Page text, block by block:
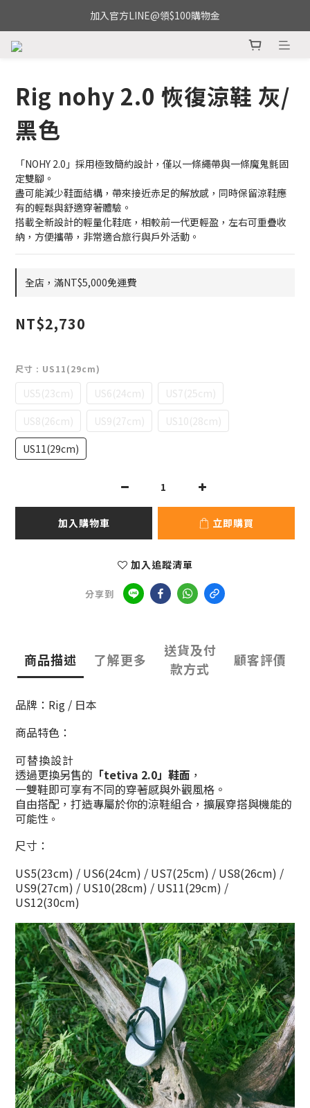
加入官方LINE@領$100購物金
Rig nohy 2.0 恢復涼鞋 灰/
黑色
「NOHY 2.0」採用極致簡約設計，僅以一條繩帶與一條魔鬼氈固
定雙腳。
盡可能減少鞋面結構，帶來接近赤足的解放感，同時保留涼鞋應
有的輕鬆與舒適穿著體驗。
搭載全新設計的輕量化鞋底，相較前一代更輕盈，左右可重疊收
納，方便攜帶，非常適合旅行與戶外活動。
全店，滿NT$5,000免運費
NT$2,730
尺寸 : US11(29cm)
US5(23cm) US6(24cm)
US7(25cm)
US8(26cm)
US9(27cm)
US10(28cm)
US11(29cm)
加入購物車 立即購買
加入追蹤清單
分享到
商品描述 了解更多
送貨及付
款方式
顧客評價
品牌：Rig / 日本
商品特色：
可替換設計
透過更換另售的 「tetiva 2.0」鞋面 ，
一雙鞋即可享有不同的穿著感與外觀風格。
自由搭配，打造專屬於你的涼鞋組合，擴展穿搭與機能的
可能性 。
尺寸：
US5(23cm) / US6(24cm) / US7(25cm) / US8(26cm) /
US9(27cm) / US10(28cm) / US11(29cm) /
US12(30cm)